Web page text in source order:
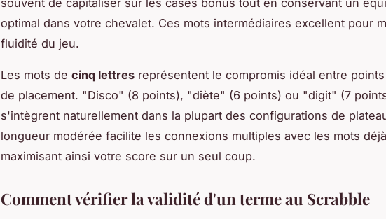
optimal dans votre chevalet. Ces mots intermédiaires excellent pour
fluidité du jeu.
Les mots de cinq lettres représentent le compromis idéal entre
de placement. "Disco" (8 points), "diète" (6 points) ou "digit" (7
s'intègrent naturellement dans la plupart des configurations de
longueur modérée facilite les connexions multiples avec les mots
maximisant ainsi votre score sur un seul coup.
Comment vérifier la validité d'un terme au Scrabble